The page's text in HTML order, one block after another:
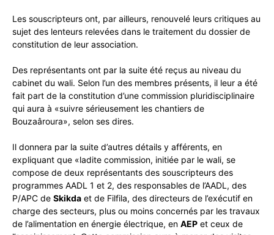
Les souscripteurs ont, par ailleurs, renouvelé leurs critiques au
sujet des lenteurs relevées dans le traitement du dossier de
constitution de leur association.
Des représentants ont par la suite été reçus au niveau du
cabinet du wali. Selon l’un des membres présents, il leur a été
fait part de la constitution d’une commission pluridisciplinaire
qui aura à «suivre sérieusement les chantiers de
Bouzaâroura», selon ses dires.
Il donnera par la suite d’autres détails y afférents, en
expliquant que «ladite commission, initiée par le wali, se
compose de deux représentants des souscripteurs des
programmes AADL 1 et 2, des responsables de l’AADL, des
P/APC de Skikda et de Filfila, des directeurs de l’exécutif en
charge des secteurs, plus ou moins concernés par les travaux
de l’alimentation en énergie électrique, en AEP et ceux de